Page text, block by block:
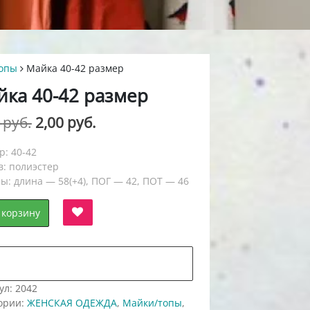
Майка 40-42 размер
40-42 размер
руб. Первоначальная
составляла
7,00 руб..
2,00 руб.Текущая
40-42
полиэстер
длина — 58(+4), ПОГ — 42, ПОТ — 46
2042
ЖЕНСКАЯ ОДЕЖДА, Майки/топы,